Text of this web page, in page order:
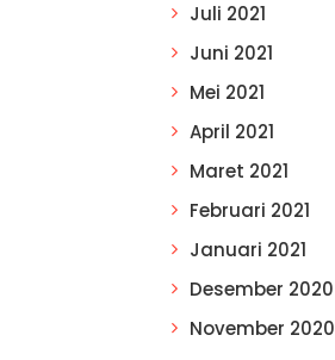
Juli 2021
Juni 2021
Mei 2021
April 2021
Maret 2021
Februari 2021
Januari 2021
Desember 2020
November 2020